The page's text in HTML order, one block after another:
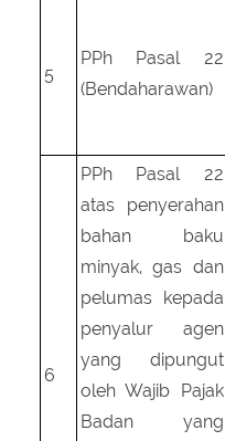
5
PPh Pasal 22
(Bendaharawan)
6
PPh Pasal 22
atas penyerahan
bahan baku
minyak, gas dan
pelumas kepada
penyalur agen
yang dipungut
oleh Wajib Pajak
Badan yang